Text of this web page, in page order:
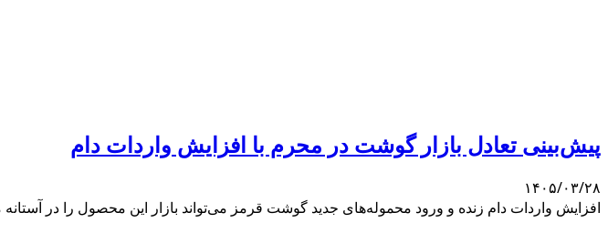
پیش‌بینی تعادل بازار گوشت در محرم با افزایش واردات دام
۱۴۰۵/۰۳/۲۸
افزایش واردات دام زنده و ورود محموله‌های جدید گوشت قرمز می‌تواند بازار این محصول را در